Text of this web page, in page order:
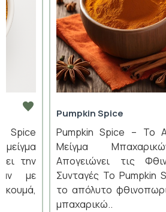
Spice
την
με
Pumpkin Spice
Pumpkin Spice – Το
Μείγμα
Απογειώνει τις
Συνταγές Το Pumpkin
το απόλυτο
μπαχαρικώ..